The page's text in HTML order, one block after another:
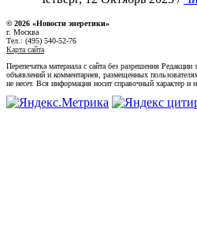
© 2026 «Новости энеретики»
г. Москва
Тел.: (495) 540-52-76
Карта сайта
Перепечатка материала с сайта без разрешения
объявлений и комментариев, размещенных
не несет. Вся информация носит справочный характер и